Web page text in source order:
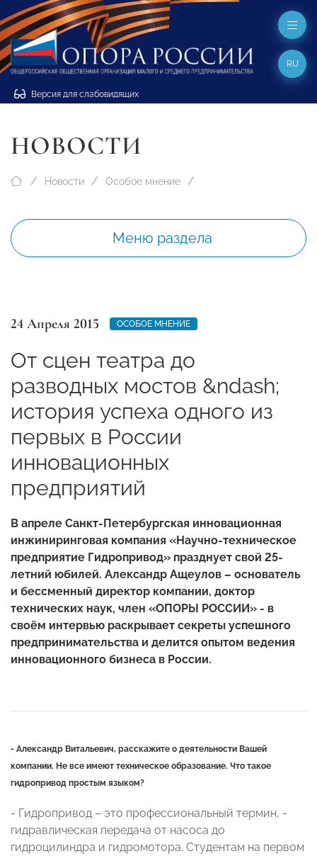
Версия для слабовидящих
RU
НОВОСТИ
Новости Особое мнение
Меню раздела
24 Апреля 2015 ОСОБОЕ МНЕНИЕ
От сцен театра до
разводных мостов &ndash;
история успеха одного из
первых в России
инновационных
предприятий
В апреле Санкт-Петербургская инновационная
инжиниринговая компания «Научно-техническое
предприятие Гидропривод» празднует свой 25-
летний юбилей. Александр Ащеулов – основатель
и бессменный директор компании, доктор
технических наук, член «ОПОРЫ РОССИИ» - в
своём интервью раскрывает секреты успешного
предпринимательства и делится опытом ведения
инновационного бизнеса в России.
- Александр Витальевич, расскажите о деятельности Вашей
компании. Не все имеют техническое образование. Что такое
гидропривод простым языком?
- Гидропривод – это профессиональный термин, -
гидравлическая передача от насоса до
гидроцилиндра и гидромотора. Студентам на первом